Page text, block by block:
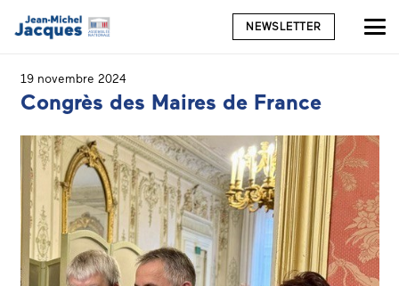
NEWSLETTER
19 novembre 2024
Congrès des Maires de France